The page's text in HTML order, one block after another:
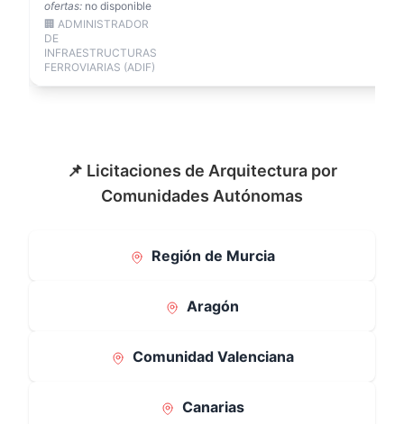
ofertas: no disponible
🏢 ADMINISTRADOR
DE
INFRAESTRUCTURAS
FERROVIARIAS (ADIF)
📌 Licitaciones de Arquitectura por
Comunidades Autónomas
Región de Murcia
Aragón
Comunidad Valenciana
Canarias